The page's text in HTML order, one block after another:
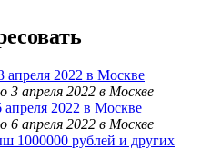
апреля 2022 в Москве
апреля 2022 в Москве
1000000 рублей и других